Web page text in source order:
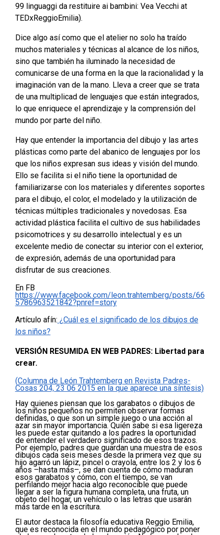
99 linguaggi da restituire ai bambini: Vea Vecchi at
TEDxReggioEmilia).
Dice algo así como que el atelier no solo ha traído
muchos materiales y técnicas al alcance de los niños,
sino que también ha iluminado la necesidad de
comunicarse de una forma en la que la racionalidad y la
imaginación van de la mano. Lleva a creer que se trata
de una multiplicad de lenguajes que están integrados,
lo que enriquece el aprendizaje y la comprensión del
mundo por parte del niño.
Hay que entender la importancia del dibujo y las artes
plásticas como parte del abanico de lenguajes por los
que los niños expresan sus ideas y visión del mundo.
Ello se facilita si el niño tiene la oportunidad de
familiarizarse con los materiales y diferentes soportes
para el dibujo, el color, el modelado y la utilización de
técnicas múltiples tradicionales y novedosas. Esa
actividad plástica facilita el cultivo de sus habilidades
psicomotrices y su desarrollo intelectual y es un
excelente medio de conectar su interior con el exterior,
de expresión, además de una oportunidad para
disfrutar de sus creaciones.
En FB
https://www.facebook.com/leon.trahtemberg/posts/66
5786963521842?pnref=story
Artículo afín: ¿Cuál es el significado de los dibujos de
los niños?
VERSIÓN RESUMIDA EN WEB PADRES: Libertad para
crear.
(Columna de León Trahtemberg en Revista Padres-
Cosas 204, 23 06 2015 en la que aparece una síntesis)
Hay quienes piensan que los garabatos o dibujos de
los niños pequeños no permiten observar formas
definidas, o que son un simple juego o una acción al
azar sin mayor importancia. Quién sabe si esa ligereza
les puede estar quitando a los padres la oportunidad
de entender el verdadero significado de esos trazos.
Por ejemplo, padres que guardan una muestra de esos
dibujos cada seis meses desde la primera vez que su
hijo agarró un lápiz, pincel o crayola, entre los 2 y los 6
años –hasta más–, se dan cuenta de cómo maduran
esos garabatos y cómo, con el tiempo, se van
perfilando mejor hacia algo reconocible que puede
llegar a ser la figura humana completa, una fruta, un
objeto del hogar, un vehículo o las letras que usarán
más tarde en la escritura.
El autor destaca la filosofía educativa Reggio Emilia,
que es reconocida en el mundo pedagógico por poner